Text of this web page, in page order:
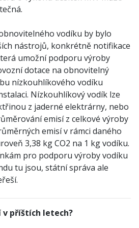
vodíku by bylo
nástrojů, konkrétně notifikace
umožní podporu výroby
dotace na obnovitelný
nízkouhlíkového vodíku
Nízkouhlíkový vodík lze
z jaderné elektrárny, nebo
emisí z celkové výroby
emisí v rámci daného
3,38 kg CO2 na 1 kg vodíku.
pro podporu výroby vodíku
tu jsou, státní správa ale
v příštích letech?